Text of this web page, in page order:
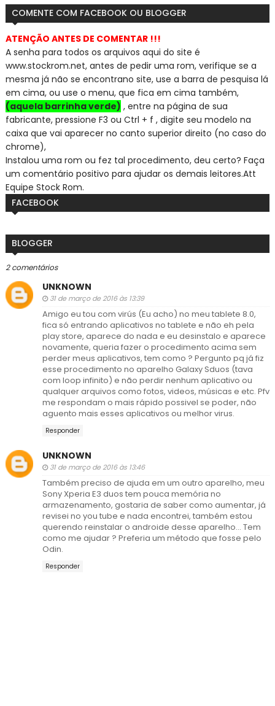
COMENTE COM FACEBOOK OU BLOGGER
ATENÇÃO ANTES DE COMENTAR !!!
A senha para todos os arquivos aqui do site é
www.stockrom.net, antes de pedir uma rom, verifique se a
mesma já não se encontrano site, use a barra de pesquisa lá
em cima, ou use o menu, que fica em cima também,
(aquela barrinha verde) , entre na página de sua
fabricante, pressione F3 ou Ctrl + f , digite seu modelo na
caixa que vai aparecer no canto superior direito (no caso do
chrome),
Instalou uma rom ou fez tal procedimento, deu certo? Faça
um comentário positivo para ajudar os demais leitores.Att
Equipe Stock Rom.
FACEBOOK
BLOGGER
2 comentários
UNKNOWN
31 de março de 2016 às 13:39
Amigo eu tou com virús (Eu acho) no meu tablete 8.0,
fica só entrando aplicativos no tablete e não eh pela
play store, aparece do nada e eu desinstalo e aparece
novamente, queria fazer o procedimento acima sem
perder meus aplicativos, tem como ? Pergunto pq já fiz
esse procedimento no aparelho Galaxy Sduos (tava
com loop infinito) e não perdir nenhum aplicativo ou
qualquer arquivos como fotos, videos, músicas e etc. Pfv
me respondam o mais rápido possivel se poder, não
aguento mais esses aplicativos ou melhor virus.
Responder
UNKNOWN
31 de março de 2016 às 13:46
Também preciso de ajuda em um outro aparelho, meu
Sony Xperia E3 duos tem pouca memória no
armazenamento, gostaria de saber como aumentar, já
revisei no you tube e nada encontrei, também estou
querendo reinstalar o androide desse aparelho... Tem
como me ajudar ? Preferia um método que fosse pelo
Odin.
Responder